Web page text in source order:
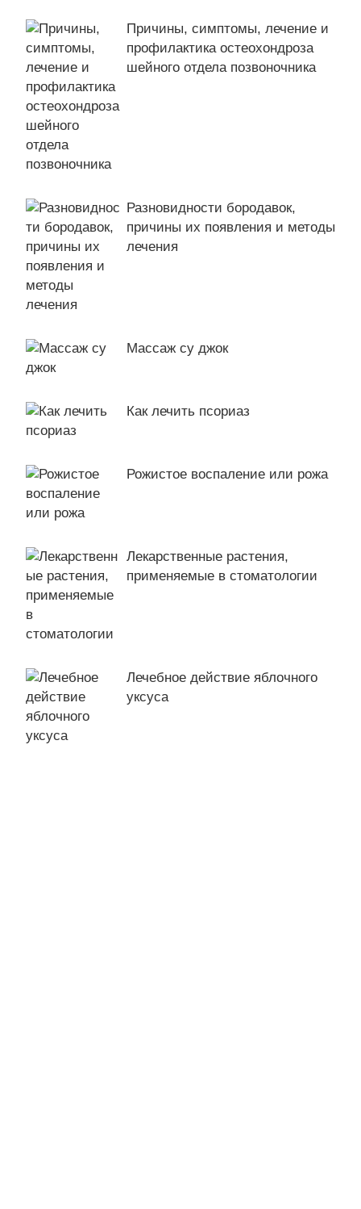
Причины, симптомы, лечение и
профилактика остеохондроза
шейного отдела позвоночника
Разновидности бородавок,
причины их появления и методы
лечения
Массаж су джок
Как лечить псориаз
Рожистое воспаление или рожа
Лекарственные растения,
применяемые в стоматологии
Лечебное действие яблочного
уксуса